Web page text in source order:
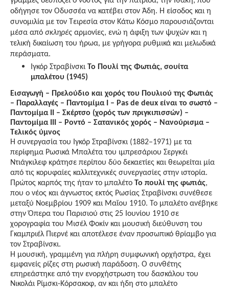
οδήγησε τον Οδυσσέα να κατέβει στον Άδη. Η είσοδος και η
συνομιλία με τον Τειρεσία στον Κάτω Κόσμο παρουσιάζονται
μέσα από σκληρές αρμονίες, ενώ η άφιξη των ψυχών και η
τελική δικαίωση του ήρωα, με γρήγορα ρυθμικά και μελωδικά
περάσματα.
Ιγκόρ Στραβίνσκι Το Πουλί της Φωτιάς, σουίτα
μπαλέτου (1945)
Εισαγωγή – Πρελούδιο και χορός του Πουλιού της Φωτιάς
– Παραλλαγές – Παντομίμα Ι – Pas de deux είναι το σωστό –
Παντομίμα ΙΙ – Σκέρτσο (χορός των πριγκιπισσών) –
Παντομίμα ΙΙΙ – Ροντό – Σατανικός χορός – Νανούρισμα –
Τελικός ύμνος
Η συνεργασία του Ιγκόρ Στραβίνσκι (1882–1971) με τα
περίφημα Ρωσικά Μπαλέτα του ιμπρεσάριου Σεργκέι
Ντιάγκιλεφ κράτησε περίπου δύο δεκαετίες και θεωρείται μία
από τις κορυφαίες καλλιτεχνικές συνεργασίες στην ιστορία.
Πρώτος καρπός της ήταν το μπαλέτο Το πουλί της φωτιάς,
που ο νέος και άγνωστος εκτός Ρωσίας Στραβίνσκι συνέθεσε
μεταξύ Νοεμβρίου 1909 και Μαΐου 1910. Το μπαλέτο ανέβηκε
στην Όπερα του Παρισιού στις 25 Ιουνίου 1910 σε
χορογραφία του Μισέλ Φοκίν και μουσική διεύθυνση του
Γκαμπριέλ Πιερνέ και αποτέλεσε έναν προσωπικό θρίαμβο για
τον Στραβίνσκι.
Η μουσική, γραμμένη για πλήρη συμφωνική ορχήστρα, έχει
εμφανείς ρίζες στη ρωσική παράδοση. Ο συνθέτης
επηρεάστηκε από την ενορχήστρωση του δασκάλου του
Νικολάι Ρίμσκι-Κόρσακοφ, αν και ήδη στο μπαλέτο